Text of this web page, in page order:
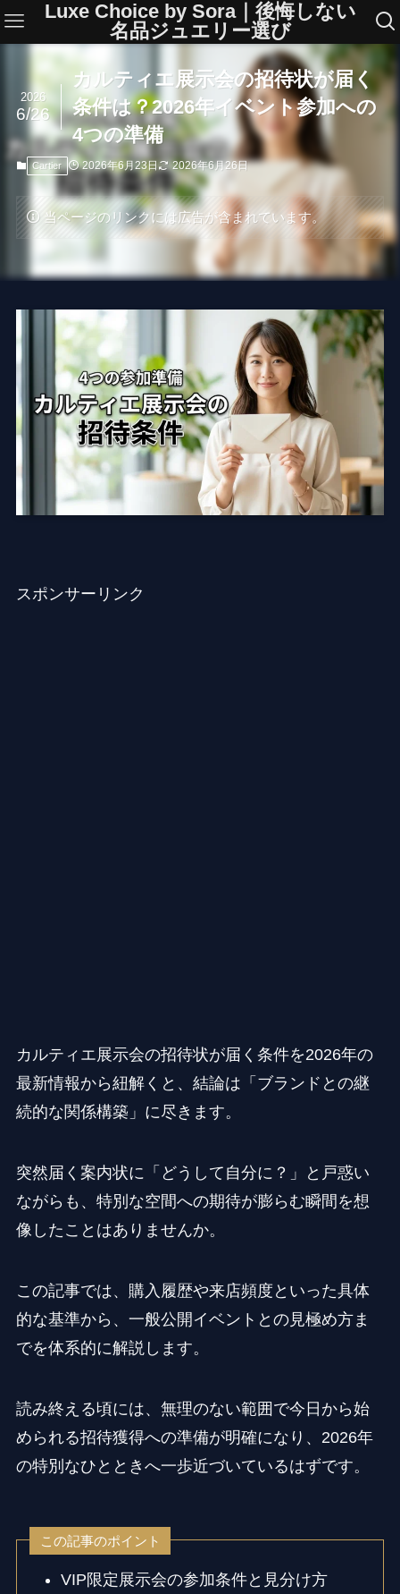
Luxe Choice by Sora｜後悔しない
名品ジュエリー選び
カルティエ展示会の招待状が届く
条件は？2026年イベント参加への
4つの準備
2026
6/26
Cartier 2026年6月23日 2026年6月26日
当ページのリンクには広告が含まれています。
スポンサーリンク
カルティエ展示会の招待状が届く条件を2026年の
最新情報から紐解くと、結論は「ブランドとの継
続的な関係構築」に尽きます。
突然届く案内状に「どうして自分に？」と戸惑い
ながらも、特別な空間への期待が膨らむ瞬間を想
像したことはありませんか。
この記事では、購入履歴や来店頻度といった具体
的な基準から、一般公開イベントとの見極め方ま
でを体系的に解説します。
読み終える頃には、無理のない範囲で今日から始
められる招待獲得への準備が明確になり、2026年
の特別なひとときへ一歩近づいているはずです。
この記事のポイント
VIP限定展示会の参加条件と見分け方